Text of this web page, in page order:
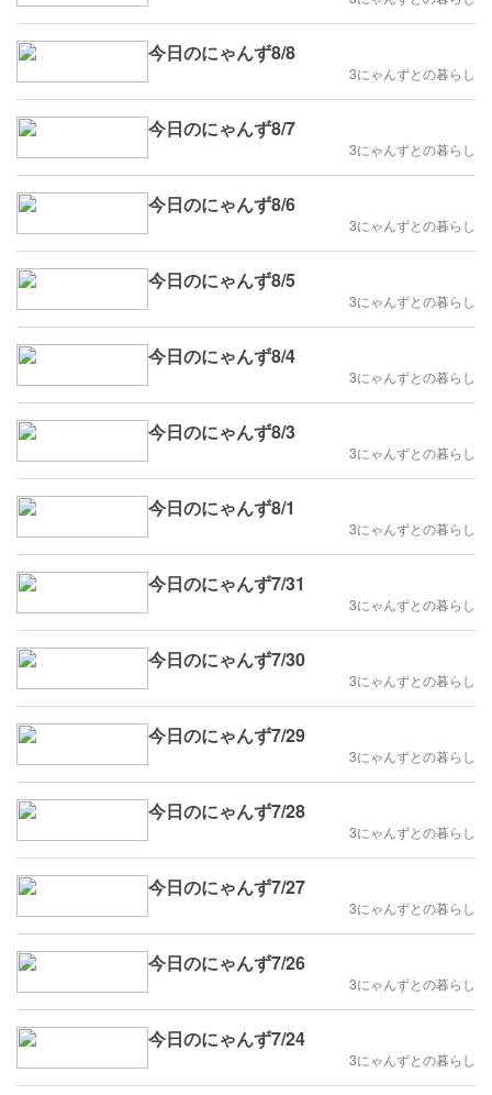
今日のにゃんず8/8
3にゃんずとの暮らし
今日のにゃんず8/7
3にゃんずとの暮らし
今日のにゃんず8/6
3にゃんずとの暮らし
今日のにゃんず8/5
3にゃんずとの暮らし
今日のにゃんず8/4
3にゃんずとの暮らし
今日のにゃんず8/3
3にゃんずとの暮らし
今日のにゃんず8/1
3にゃんずとの暮らし
今日のにゃんず7/31
3にゃんずとの暮らし
今日のにゃんず7/30
3にゃんずとの暮らし
今日のにゃんず7/29
3にゃんずとの暮らし
今日のにゃんず7/28
3にゃんずとの暮らし
今日のにゃんず7/27
3にゃんずとの暮らし
今日のにゃんず7/26
3にゃんずとの暮らし
今日のにゃんず7/24
3にゃんずとの暮らし